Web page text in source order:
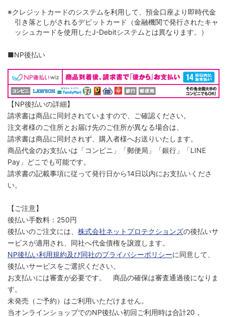
※クレジットカードのシステムを利用して、預金口座より即時代金
引き落としがされるデビットカード（金融機関で発行されたキャ
ッシュカードを使用したJ-Debitシステムとは異なります。）
■NP後払い
【NP後払いの詳細】
請求書は商品に同封されていますので、ご確認ください。
注文者様のご住所とお届け先のご住所が異なる場合は、
請求書は商品に同封されず、購入者様へお送りいたします。
商品代金のお支払いは「コンビニ」「郵便局」「銀行」「LINE
Pay」どこでも可能です。
請求書の記載事項に従って発行日から14日以内にお支払いくださ
い。
【ご注意】
後払い手数料：250円
後払いのご注文には、 株式会社ネットプロテクションズの後払いサ
ービスが適用され、同社へ代金債権を譲渡します。
NP後払い利用規約及び同社のプライバシーポリシーに同意して、
後払いサービスをご選択ください。
お支払いには審査が必要です。 商品の確保は審査通過後になりま
す。
未発売（ご予約）はご利用いただけません。
当オンラインショップでのNP後払い初回ご利用時は合計20，